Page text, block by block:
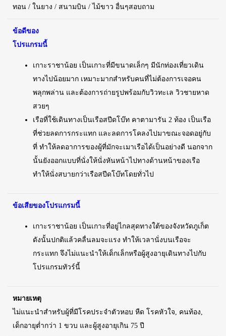
ทอน / ในยาง / สนามบิน / ไม้ขาว อื่นๆสอบถาม
ข้อดีของ
โปรแกรมนี้
เกาะราชาน้อย เป็นเกาะที่มีขนาดเล็กๆ มีนักท่องเที่ยวเดิน
ทางไปน้อยมาก เหมาะมากสำหรับคนที่ไม่ต้องการเจอคน
พลุกพล่าน และต้องการถ่ายรูปพร้อมกับวิวทะเล วิวชายหาด
สวยๆ
เรือที่ใช้เดินทางเป็นเรือสปีดโบ๊ท คาตามารัน 2 ท้อง เป็นเรือ
ที่ช่วยลดการกระแทก และลดการโคลงไปมาขณะจอดอยู่กับ
ที่ ทำให้ลดอาการของผู้ที่มักจะเมาเรือได้เป็นอย่างดี นอกจาก
นั้นยังออกแบบที่นั่งให้นั่งหันหน้าไปทางด้านหน้าของเรือ
ทำให้นั่งสบายกว่าเรือสปีดโบ๊ทโดยทั่วไป
ข้อเสียของโปรแกรมนี้
เกาะราชาน้อย เป็นเกาะที่อยู่ไกลสุดทางใต้ของจังหวัดภูเก็ต
ดังนั้นปกติแล้วคลื่นลมจะแรง ทำให้เวลานั่งบนเรือจะ
กระแทก จึงไม่แนะนำให้เด็กเล็กหรือผู้สูงอายุเดินทางไปกับ
โปรแกรมทัวร์นี้
หมายเหตุ
ไม่แนะนำสำหรับผู้ที่มีโรคประจำตัวหอบ หืด โรคหัวใจ, คนท้อง,
เด็กอายุต่ำกว่า 1 ขวบ และผู้สูงอายุเกิน 75 ปี